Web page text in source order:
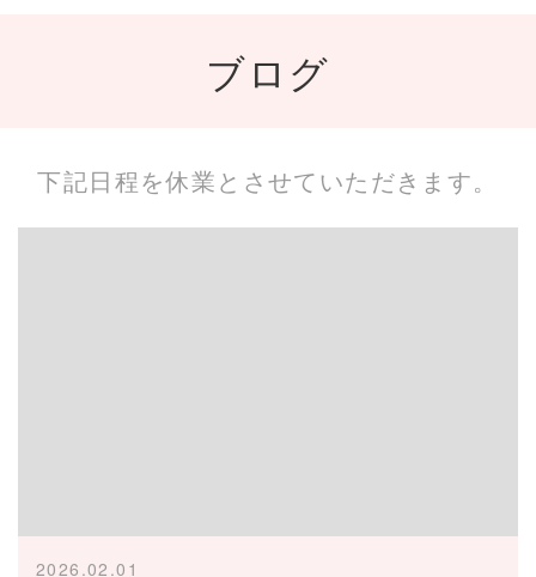
ブログ
下記日程を休業とさせていただきます。
2026.02.01